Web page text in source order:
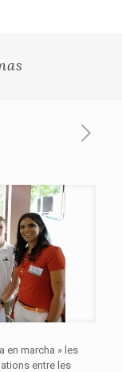
en marcha » les
entre les